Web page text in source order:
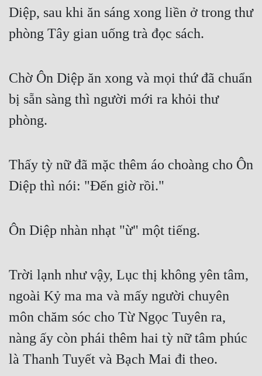
Đô Thị
Đông Phương
Đồng Nhân
Cẩu Đạo Trường Sinh
Truyện Nam
Truyện Nữ
Xây Dựng Thế Lực
Tính Cách Nhân Vật :
Cơ Trí
Diệp, sau khi ăn sáng xong liền ở trong thư
phòng Tây gian uống trà đọc sách.
Chờ Ôn Diệp ăn xong và mọi thứ đã chuẩn
bị sẵn sàng thì người mới ra khỏi thư
phòng.
Thấy tỳ nữ đã mặc thêm áo choàng cho Ôn
Diệp thì nói: "Đến giờ rồi."
Ôn Diệp nhàn nhạt "ừ" một tiếng.
Trời lạnh như vậy, Lục thị không yên tâm,
ngoài Kỷ ma ma và mấy người chuyên
môn chăm sóc cho Từ Ngọc Tuyên ra,
nàng ấy còn phái thêm hai tỳ nữ tâm phúc
là Thanh Tuyết và Bạch Mai đi theo.